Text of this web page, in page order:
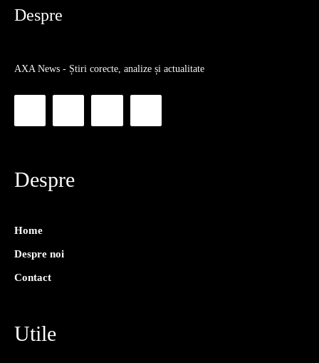
Despre
AXA News - Știri corecte, analize și actualitate
Despre
Home
Despre noi
Contact
Utile